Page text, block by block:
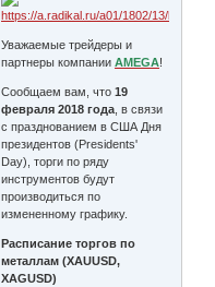
Уважаемые трейдеры и
партнеры компанииAMEGA!
Сообщаем вам, что19
февраля 2018 года , в связи
с празднованием в США Дня
президентов (Presidents'
Day), торги по ряду
инструментов будут
производиться по
измененному графику.
Расписание торгов по
металлам (XAUUSD,
XAGUSD)